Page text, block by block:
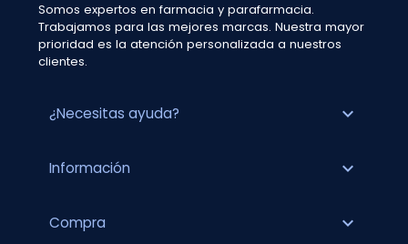
Somos expertos en farmacia y parafarmacia.
Trabajamos para las mejores marcas. Nuestra mayor
prioridad es la atención personalizada a nuestros
clientes.
¿Necesitas ayuda? expand_more
Información expand_more
Compra expand_more